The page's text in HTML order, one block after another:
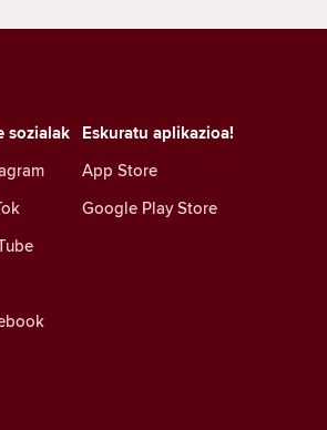
sozialak Eskuratu aplikazioa!
App Store
Google Play Store